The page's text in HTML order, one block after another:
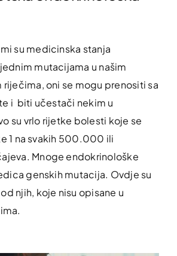
su medicinska stanja
mutacijama u našim
oni se mogu prenositi sa
i biti učestači nekim u
su vrlo rijetke bolesti koje se
1 na svakih 500.000 ili
Mnoge endokrinološke
genskih mutacija. Ovdje su
njih, koje nisu opisane u